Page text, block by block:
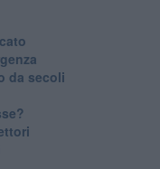
da secoli